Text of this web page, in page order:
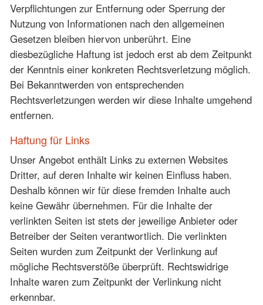
Verpflichtungen zur Entfernung oder Sperrung der
Nutzung von Informationen nach den allgemeinen
Gesetzen bleiben hiervon unberührt. Eine
diesbezügliche Haftung ist jedoch erst ab dem Zeitpunkt
der Kenntnis einer konkreten Rechtsverletzung möglich.
Bei Bekanntwerden von entsprechenden
Rechtsverletzungen werden wir diese Inhalte umgehend
entfernen.
Haftung für Links
Unser Angebot enthält Links zu externen Websites
Dritter, auf deren Inhalte wir keinen Einfluss haben.
Deshalb können wir für diese fremden Inhalte auch
keine Gewähr übernehmen. Für die Inhalte der
verlinkten Seiten ist stets der jeweilige Anbieter oder
Betreiber der Seiten verantwortlich. Die verlinkten
Seiten wurden zum Zeitpunkt der Verlinkung auf
mögliche Rechtsverstöße überprüft. Rechtswidrige
Inhalte waren zum Zeitpunkt der Verlinkung nicht
erkennbar.